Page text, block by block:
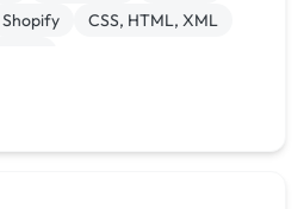
Shopify
CSS, HTML, XML